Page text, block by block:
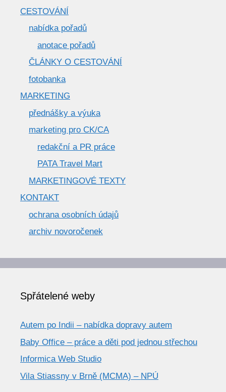
CESTOVÁNÍ
nabídka pořadů
anotace pořadů
ČLÁNKY O CESTOVÁNÍ
fotobanka
MARKETING
přednášky a výuka
marketing pro CK/CA
redakční a PR práce
PATA Travel Mart
MARKETINGOVÉ TEXTY
KONTAKT
ochrana osobních údajů
archiv novoročenek
Spřátelené weby
Autem po Indii – nabídka dopravy autem
Baby Office – práce a děti pod jednou střechou
Informica Web Studio
Vila Stiassny v Brně (MCMA) – NPÚ